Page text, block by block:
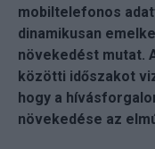
mobiltelefonos
dinamikusan
növekedést mutat.
közötti időszakot
hogy a
növekedése az